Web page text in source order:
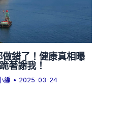
錯了！健康真相曝
著謝我！
編 • 2025-03-24